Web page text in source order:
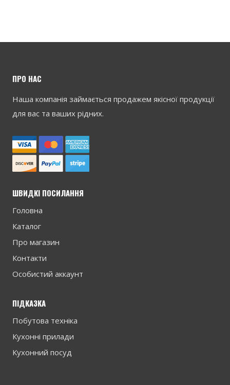
ПРО НАС
Наша компанія займається продажем якісної продукції
для вас та ваших рідних.
ШВИДКІ ПОСИЛАННЯ
Головна
Каталог
Про магазин
Контакти
Особистий аккаунт
ПІДКАЗКА
Побутова техніка
Кухонні прилади
Кухонний посуд